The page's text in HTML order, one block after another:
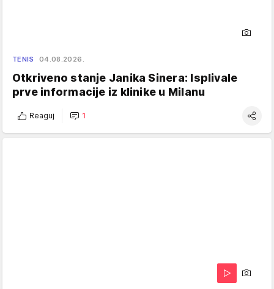
TENIS 04.08.2026.
Otkriveno stanje Janika Sinera: Isplivale
prve informacije iz klinike u Milanu
Reaguj 1